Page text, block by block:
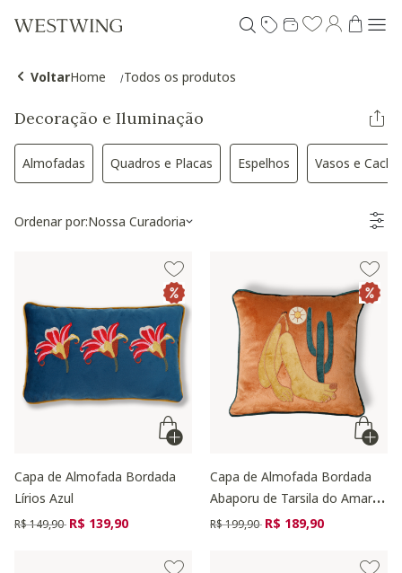
VoltarHome Todos os produtos
Decoração e Iluminação
AlmofadasRefinar por Categoria: Almofadas
Quadros e PlacasRefinar por Categoria: Quadros e Placas
EspelhosRefinar por Categoria:
Vasos e
Ordenar por:Nossa Curadoria
Capa de Almofada Bordada
Lírios Azul
Preço reduzido de
R$ 149,90 para
R$ 139,90
Capa de Almofada Bordada
Abaporu de Tarsila do Amaral
Terracota
Preço reduzido de
R$ 199,90 para
R$ 189,90